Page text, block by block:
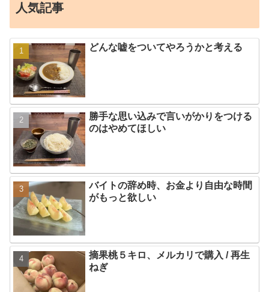
人気記事
どんな嘘をついてやろうかと考える
勝手な思い込みで言いがかりをつける
のはやめてほしい
バイトの辞め時、お金より自由な時間
がもっと欲しい
摘果桃５キロ、メルカリで購入 / 再生
ねぎ